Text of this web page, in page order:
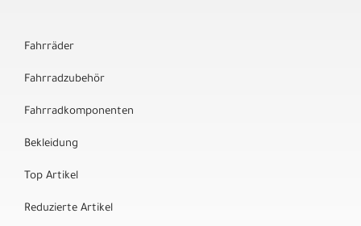
Fahrräder
Fahrradzubehör
Fahrradkomponenten
Bekleidung
Top Artikel
Reduzierte Artikel